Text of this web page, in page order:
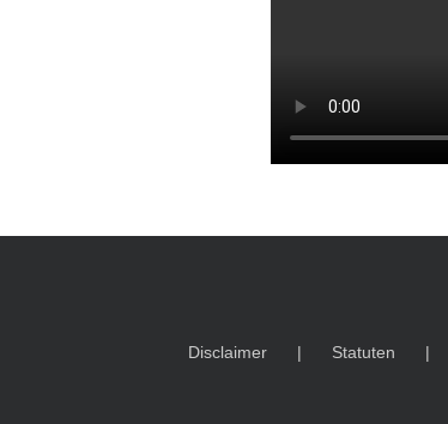
Disclaimer Statuten